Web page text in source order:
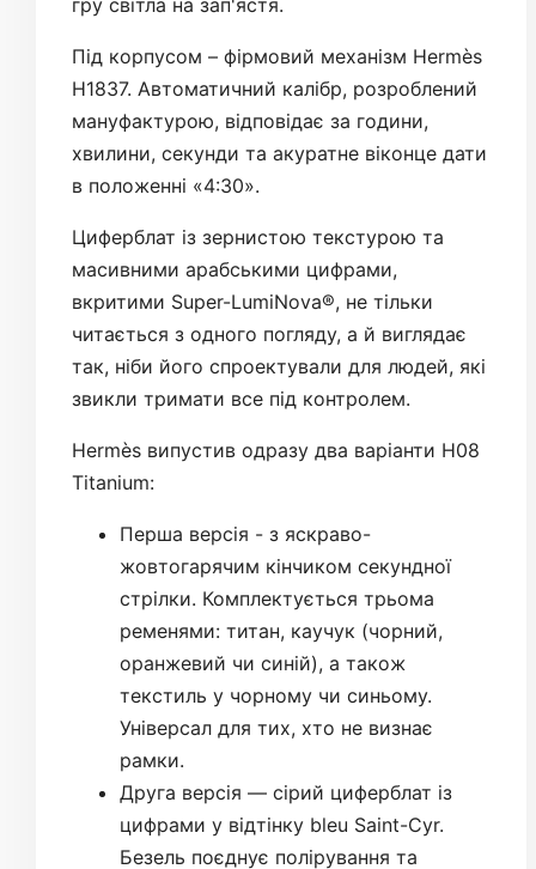
гру світла на зап'ястя.
Під корпусом – фірмовий механізм Hermès
H1837. Автоматичний калібр, розроблений
мануфактурою, відповідає за години,
хвилини, секунди та акуратне віконце дати
в положенні «4:30».
Циферблат із зернистою текстурою та
масивними арабськими цифрами,
вкритими Super-LumiNova®, не тільки
читається з одного погляду, а й виглядає
так, ніби його спроектували для людей, які
звикли тримати все під контролем.
Hermès випустив одразу два варіанти H08
Titanium:
Перша версія - з яскраво-
жовтогарячим кінчиком секундної
стрілки. Комплектується трьома
ременями: титан, каучук (чорний,
оранжевий чи синій), а також
текстиль у чорному чи синьому.
Універсал для тих, хто не визнає
рамки.
Друга версія — сірий циферблат із
цифрами у відтінку bleu Saint-Cyr.
Безель поєднує полірування та